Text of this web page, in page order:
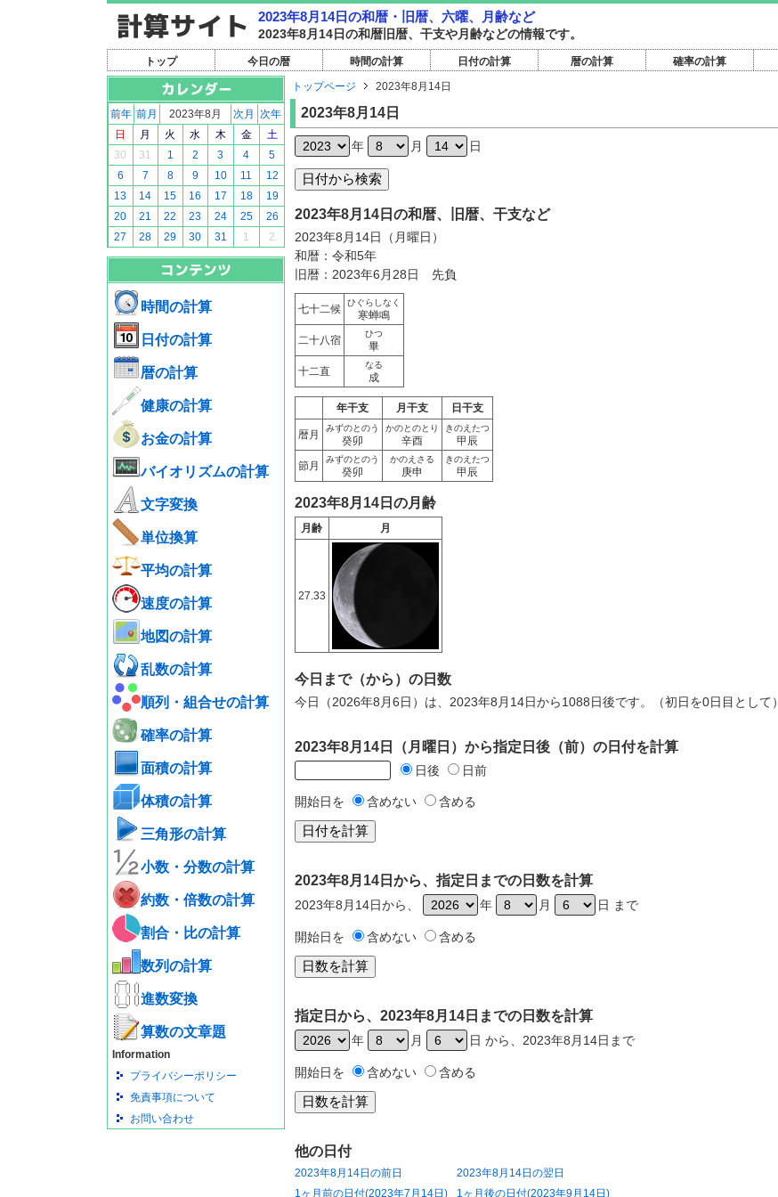
2023年8月14日の和暦・旧暦、六曜、月齢など
2023年8月14日の和暦旧暦、干支や月齢などの情報です。
トップ 今日の暦 時間の計算 日付の計算 暦の計算 確率の計算
前年 前月 2023年8月 次月
次年
日
月 火 水 木 金
土
30
31 1 2 3 4
5
6
7 8 9 10 11
12
13
14 15 16 17 18
19
20
21 22 23 24 25
26
27
28 29 30 31 1 2
時間の計算
日付の計算
暦の計算
健康の計算
お金の計算
バイオリズムの計算
文字変換
単位換算
平均の計算
速度の計算
地図の計算
乱数の計算
順列・組合せの計算
確率の計算
面積の計算
体積の計算
三角形の計算
小数・分数の計算
約数・倍数の計算
割合・比の計算
数列の計算
進数変換
算数の文章題
Information
プライバシーポリシー
免責事項について
お問い合わせ
トップページ 2023年8月14日
2023年8月14日
年 月 日
2023年8月14日の和暦、旧暦、干支など
2023年8月14日（月曜日）
和暦：令和5年
旧暦：2023年6月28日 先負
七十二候
ひぐらしなく
寒蝉鳴
二十八宿
ひつ
畢
十二直
なる
成
年干支 月干支 日干支
暦月
みずのとのう
癸卯
かのとのとり
辛酉
きのえたつ
甲辰
節月
みずのとのう
癸卯
かのえさる
庚申
きのえたつ
甲辰
2023年8月14日の月齢
月齢 月
27.33
今日まで（から）の日数
今日（2026年8月6日）は、2023年8月14日から1088日後です。（初日を0日目として）
2023年8月14日（月曜日）から指定日後（前）の日付を計算
日後 日前
開始日を 含めない 含める
2023年8月14日から、指定日までの日数を計算
2023年8月14日から、 年 月 日 まで
開始日を 含めない 含める
指定日から、2023年8月14日までの日数を計算
年 月 日 から、2023年8月14日まで
開始日を 含めない 含める
他の日付
2023年8月14日の前日
2023年8月14日の翌日
1ヶ月前の日付(2023年7月14日)
1ヶ月後の日付(2023年9月14日)